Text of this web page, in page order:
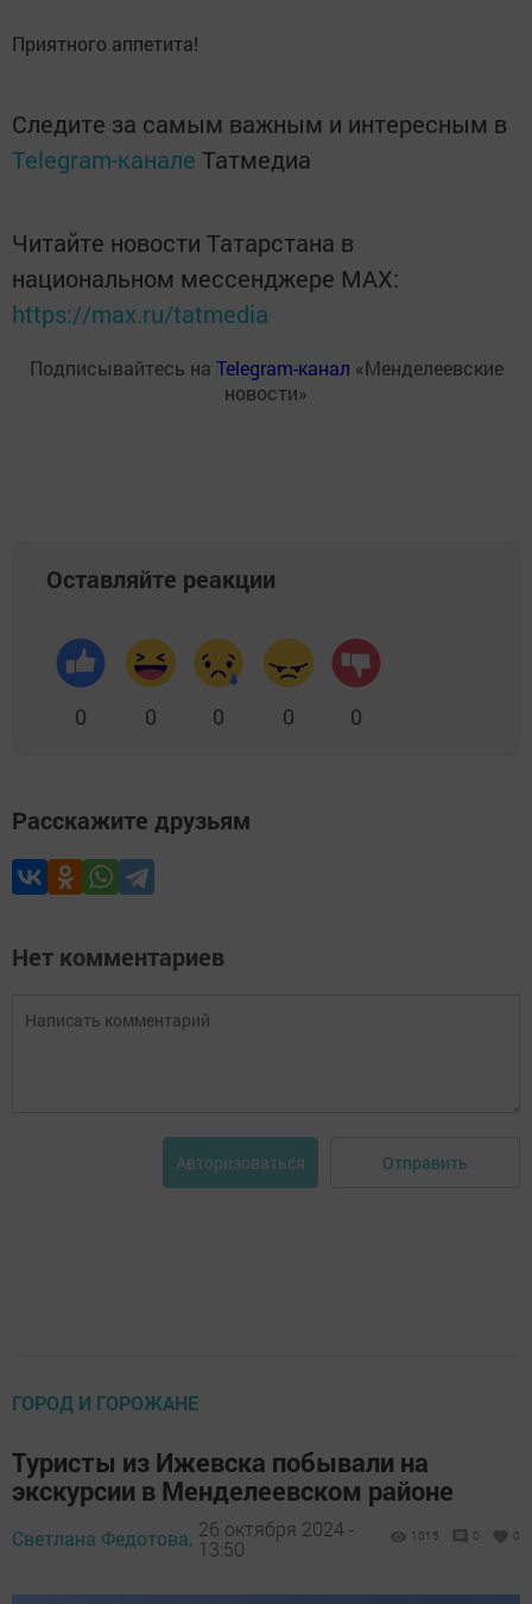
Приятного аппетита!
Следите за самым важным и интересным в
Telegram-канале Татмедиа
Читайте новости Татарстана в
национальном мессенджере MАХ:
https://max.ru/tatmedia
Подписывайтесь на Telegram-канал «Менделеевские
новости»
Оставляйте реакции
0 0 0 0 0
Расскажите друзьям
Нет комментариев
Авторизоваться Отправить
ГОРОД И ГОРОЖАНЕ
Туристы из Ижевска побывали на
экскурсии в Менделеевском районе
Светлана Федотова, 26 октября 2024 -
13:50
1015 0 0